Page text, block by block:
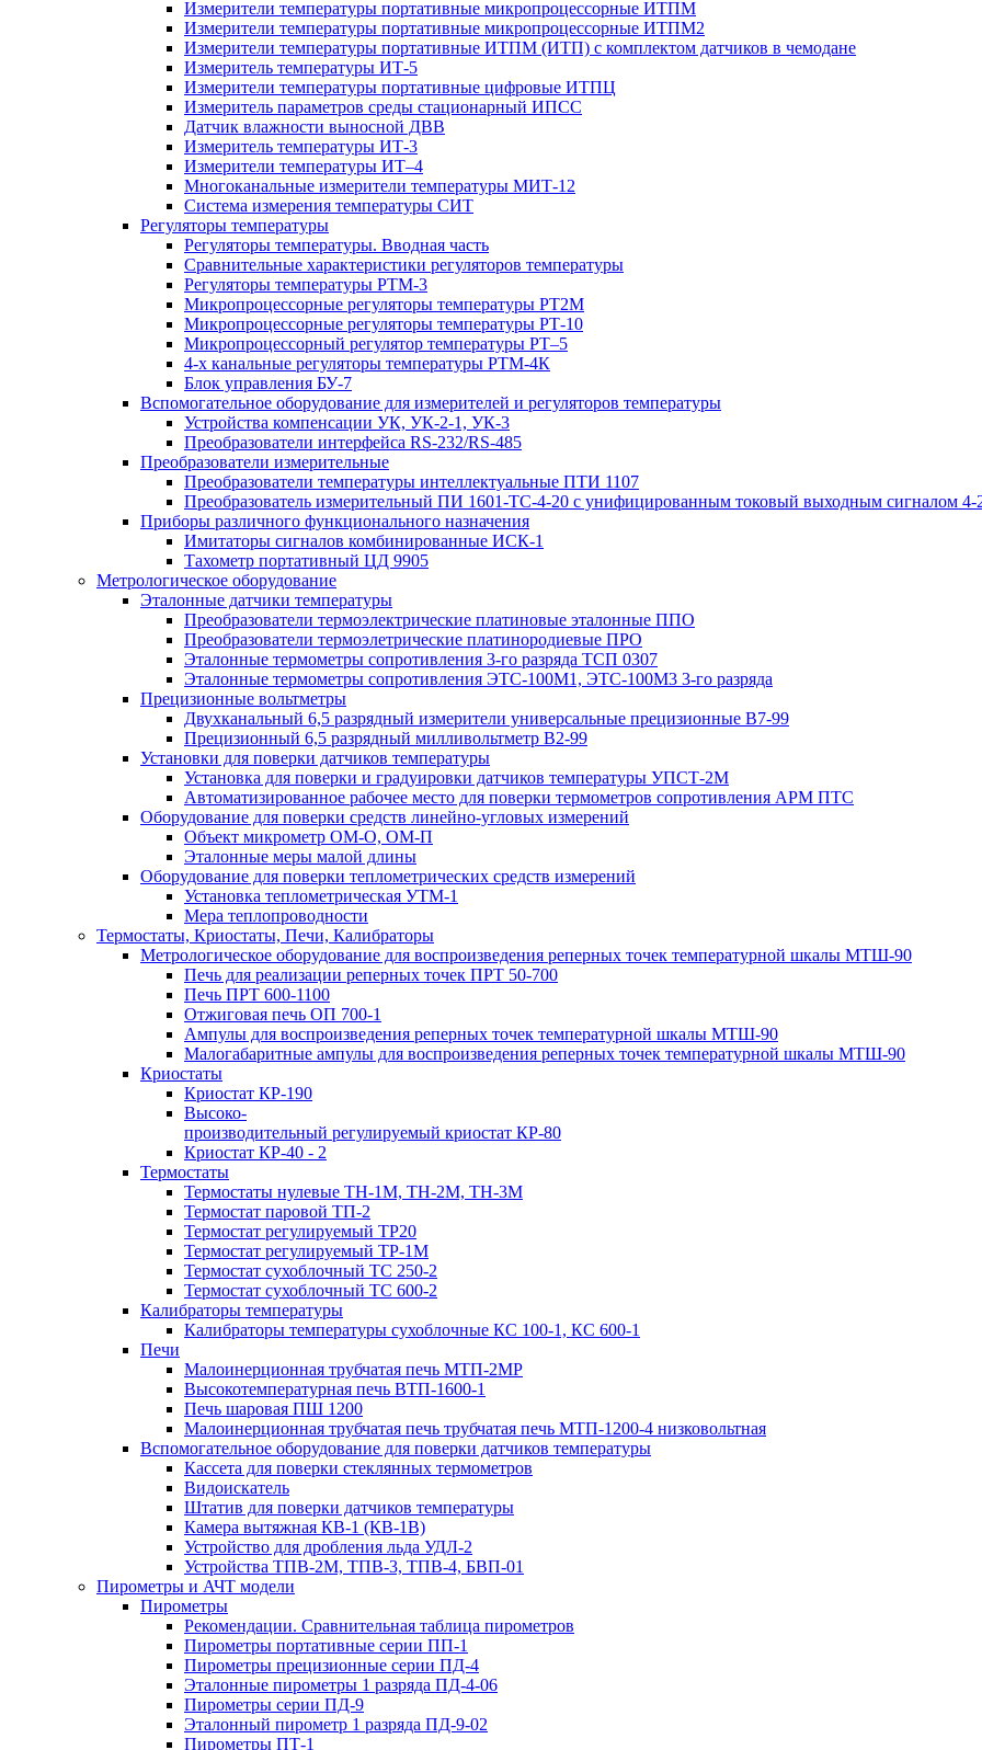
Измерители температуры портативные микропроцессорные ИТПМ
Измерители температуры портативные микропроцессорные ИТПМ2
Измерители температуры портативные ИТПМ (ИТП) с комплектом датчиков в чемодане
Измеритель температуры ИТ-5
Измерители температуры портативные цифровые ИТПЦ
Измеритель параметров среды стационарный ИПСС
Датчик влажности выносной ДВВ
Измеритель температуры ИТ-3
Измерители температуры ИТ–4
Многоканальные измерители температуры МИТ-12
Система измерения температуры СИТ
Регуляторы температуры
Регуляторы температуры. Вводная часть
Сравнительные характеристики регуляторов температуры
Регуляторы температуры РТМ-3
Микропроцессорные регуляторы температуры РТ2М
Микропроцессорные регуляторы температуры РТ-10
Микропроцессорный регулятор температуры РТ–5
4-х канальные регуляторы температуры РТМ-4К
Блок управления БУ-7
Вспомогательное оборудование для измерителей и регуляторов температуры
Устройства компенсации УК, УК-2-1, УК-3
Преобразователи интерфейса RS-232/RS-485
Преобразователи измерительные
Преобразователи температуры интеллектуальные ПТИ 1107
Преобразователь измерительный ПИ 1601-ТС-4-20 с унифицированным токовый выходным сигналом
Приборы различного функционального назначения
Имитаторы сигналов комбинированные ИСК-1
Тахометр портативный ЦД 9905
Метрологическое оборудование
Эталонные датчики температуры
Преобразователи термоэлектрические платиновые эталонные ППО
Преобразователи термоэлетрические платинородиевые ПРО
Эталонные термометры сопротивления 3-го разряда ТСП 0307
Эталонные термометры сопротивления ЭТС-100М1, ЭТС-100М3 3-го разряда
Прецизионные вольтметры
Двухканальный 6,5 разрядный измерители универсальные прецизионные В7-99
Прецизионный 6,5 разрядный милливольтметр В2-99
Установки для поверки датчиков температуры
Установка для поверки и градуировки датчиков температуры УПСТ-2М
Автоматизированное рабочее место для поверки термометров сопротивления АРМ ПТС
Оборудование для поверки средств линейно-угловых измерений
Объект микрометр ОМ-О, ОМ-П
Эталонные меры малой длины
Оборудование для поверки теплометрических средств измерений
Установка теплометрическая УТМ-1
Мера теплопроводности
Термостаты, Криостаты, Печи, Калибраторы
Метрологическое оборудование для воспроизведения реперных точек температурной шкалы МТШ-90
Печь для реализации реперных точек ПРТ 50-700
Печь ПРТ 600-1100
Отжиговая печь ОП 700-1
Ампулы для воспроизведения реперных точек температурной шкалы МТШ-90
Малогабаритные ампулы для воспроизведения реперных точек температурной шкалы МТШ-90
Криостаты
Криостат КР-190
Высоко-
производительный регулируемый криостат КР-80
Криостат КР-40 - 2
Термостаты
Термостаты нулевые ТН-1М, ТН-2М, ТН-3М
Термостат паровой ТП-2
Термостат регулируемый ТР20
Термостат регулируемый ТР-1М
Термостат сухоблочный ТС 250-2
Термостат сухоблочный ТС 600-2
Калибраторы температуры
Калибраторы температуры сухоблочные КС 100-1, КС 600-1
Печи
Малоинерционная трубчатая печь МТП-2МР
Высокотемпературная печь ВТП-1600-1
Печь шаровая ПШ 1200
Малоинерционная трубчатая печь трубчатая печь МТП-1200-4 низковольтная
Вспомогательное оборудование для поверки датчиков температуры
Кассета для поверки стеклянных термометров
Видоискатель
Штатив для поверки датчиков температуры
Камера вытяжная КВ-1 (КВ-1В)
Устройство для дробления льда УДЛ-2
Устройства ТПВ-2М, ТПВ-3, ТПВ-4, БВП-01
Пирометры и АЧТ модели
Пирометры
Рекомендации. Сравнительная таблица пирометров
Пирометры портативные серии ПП-1
Пирометры прецизионные серии ПД-4
Эталонные пирометры 1 разряда ПД-4-06
Пирометры серии ПД-9
Эталонный пирометр 1 разряда ПД-9-02
Пирометры ПТ-1